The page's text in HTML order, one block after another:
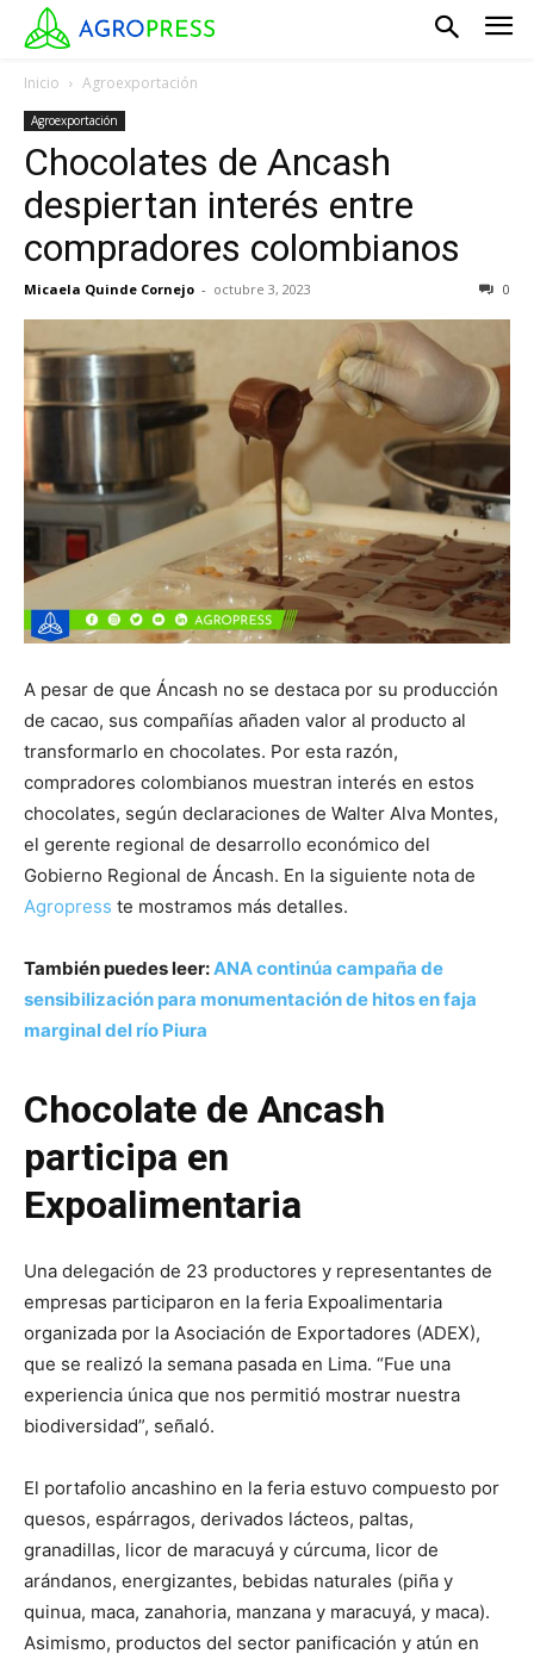
Inicio Agroexportación
Agroexportación
Chocolates de Ancash
despiertan interés entre
compradores colombianos
Micaela Quinde Cornejo - octubre 3, 2023 0
A pesar de que Áncash no se destaca por su producción
de cacao, sus compañías añaden valor al producto al
transformarlo en chocolates. Por esta razón,
compradores colombianos muestran interés en estos
chocolates, según declaraciones de Walter Alva Montes,
el gerente regional de desarrollo económico del
Gobierno Regional de Áncash. En la siguiente nota de
Agropress te mostramos más detalles.
También puedes leer:ANA continúa campaña de
sensibilización para monumentación de hitos en faja
marginal del río Piura
Chocolate de Ancash
participa en
Expoalimentaria
Una delegación de 23 productores y representantes de
empresas participaron en la feria Expoalimentaria
organizada por la Asociación de Exportadores (ADEX),
que se realizó la semana pasada en Lima. “Fue una
experiencia única que nos permitió mostrar nuestra
biodiversidad”, señaló.
El portafolio ancashino en la feria estuvo compuesto por
quesos, espárragos, derivados lácteos, paltas,
granadillas, licor de maracuyá y cúrcuma, licor de
arándanos, energizantes, bebidas naturales (piña y
quinua, maca, zanahoria, manzana y maracuyá, y maca).
Asimismo, productos del sector panificación y atún en